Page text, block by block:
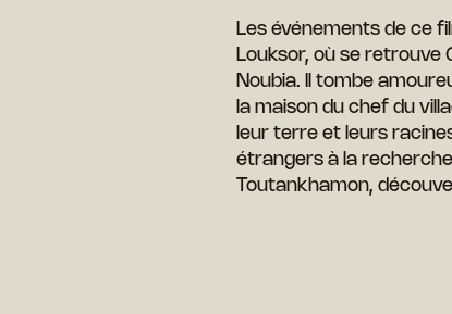
Les événements de ce
Louksor, où se retrouve
Noubia. Il tombe
la maison du chef du
leur terre et leurs
étrangers à la
Toutankhamon,